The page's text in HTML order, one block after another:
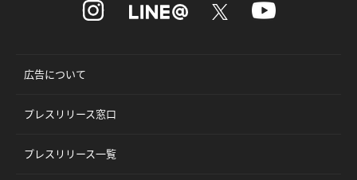
広告について
プレスリリース窓口
プレスリリース一覧